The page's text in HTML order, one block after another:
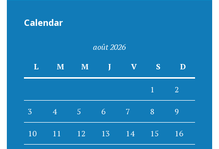
Calendar
août 2026
L
M M J V S D
1 2
3 4 5 6 7 8 9
10 11 12 13 14 15 16